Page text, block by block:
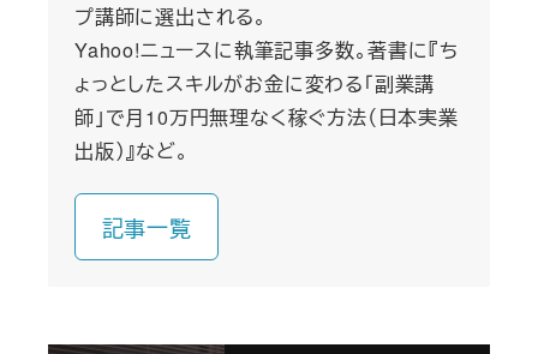
プ講師に選出される。
Yahoo!ニュースに執筆記事多数。著書に『ち
ょっとしたスキルがお金に変わる「副業講
師」で月10万円無理なく稼ぐ方法（日本実業
出版）』など。
記事一覧